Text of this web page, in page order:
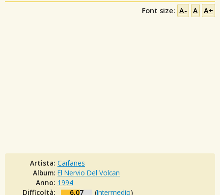
Font size: A- A A+
Artista: Caifanes
Album: El Nervio Del Volcan
Anno: 1994
Difficoltà:
6.07 (Intermedio)